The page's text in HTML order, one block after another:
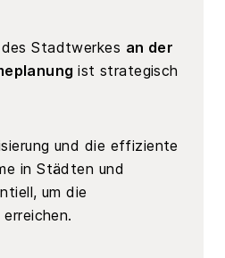
des Stadtwerkes an der
ist strategisch
und die effiziente
in Städten und
um die